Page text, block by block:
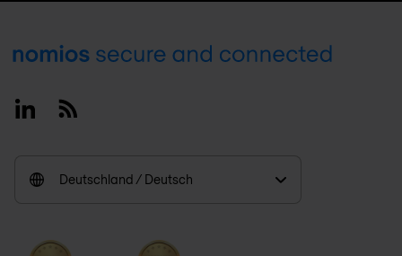
Footer
LinkedinRSS
Deutschland / Deutsch